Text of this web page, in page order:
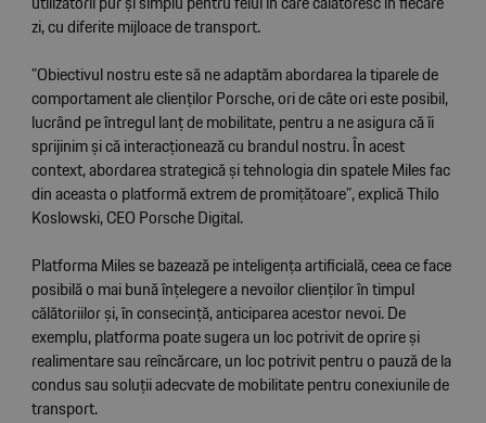
zi, cu diferite mijloace de transport.
”Obiectivul nostru este să ne adaptăm abordarea la tiparele de
comportament ale clienților Porsche, ori de câte ori este posibil,
lucrând pe întregul lanț de mobilitate, pentru a ne asigura că îi
sprijinim și că interacționează cu brandul nostru. În acest
context, abordarea strategică și tehnologia din spatele Miles fac
din aceasta o platformă extrem de promițătoare”, explică Thilo
Koslowski, CEO Porsche Digital.
Platforma Miles se bazează pe inteligența artificială, ceea ce face
posibilă o mai bună înțelegere a nevoilor clienților în timpul
călătoriilor și, în consecință, anticiparea acestor nevoi. De
exemplu, platforma poate sugera un loc potrivit de oprire și
realimentare sau reîncărcare, un loc potrivit pentru o pauză de la
condus sau soluții adecvate de mobilitate pentru conexiunile de
transport.